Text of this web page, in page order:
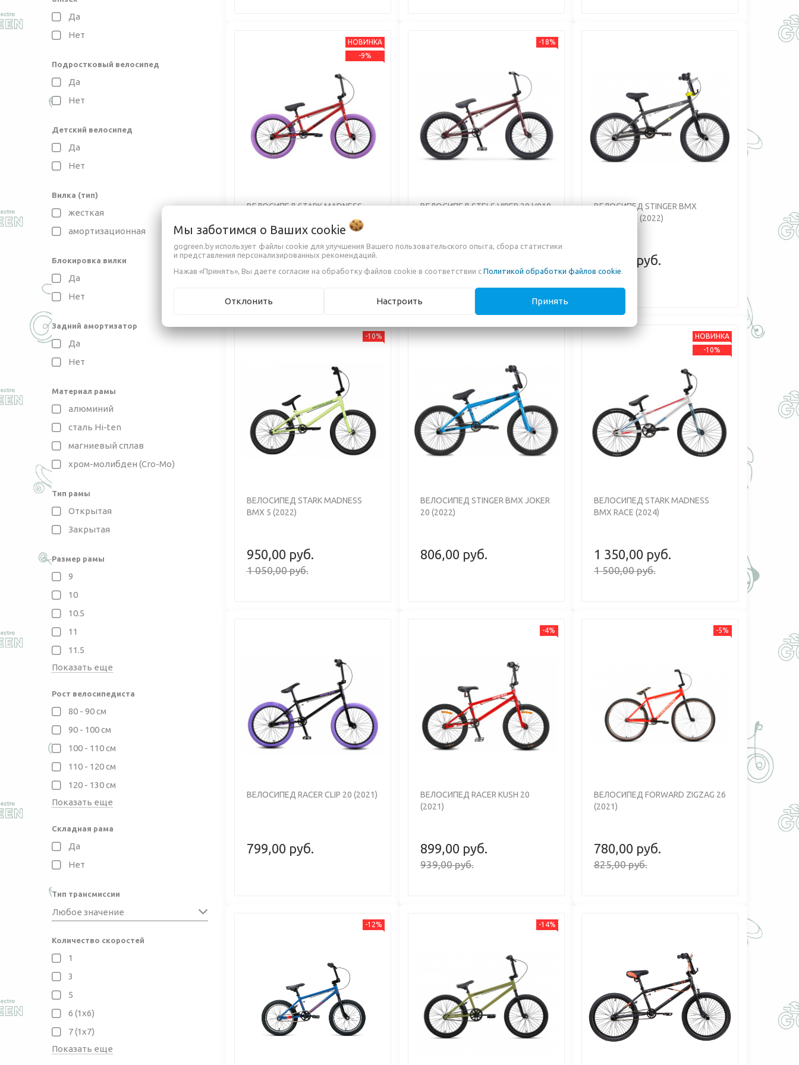
Да
Нет
Подростковый велосипед
Да
Нет
Детский велосипед
Да
Нет
Вилка (тип)
жесткая
амортизационная
Блокировка вилки
Да
Нет
Задний амортизатор
Да
Нет
Материал рамы
алюминий
сталь Hi-ten
магниевый сплав
хром-молибден (Cro-Mo)
Тип рамы
Открытая
Закрытая
Размер рамы
9
10
10.5
11
11.5
Показать еще
Рост велосипедиста
80 - 90 см
90 - 100 см
100 - 110 см
110 - 120 см
120 - 130 см
Показать еще
Складная рама
Да
Нет
Тип трансмиссии
Любое значение
Количество скоростей
1
3
5
6 (1x6)
7 (1x7)
Показать еще
НОВИНКА
-9%
ВЕЛОСИПЕД STARK MADNESS
1 450,00 руб.
1 600,00 руб.
-18%
ВЕЛОСИПЕД STELS VIPER 20 V010
880,00 руб.
Previous
ВЕЛОСИПЕД STINGER BMX
GRAFFITI 20 (2022)
662,00 руб.
Previous Next
-10%
ВЕЛОСИПЕД STARK MADNESS
BMX 5 (2022)
950,00 руб.
1 050,00 руб.
Previous
ВЕЛОСИПЕД STINGER BMX JOKER
20 (2022)
806,00 руб.
Previous
НОВИНКА
-10%
ВЕЛОСИПЕД STARK MADNESS
BMX RACE (2024)
1 350,00 руб.
1 500,00 руб.
Previous
ВЕЛОСИПЕД RACER CLIP 20 (2021)
799,00 руб.
-4%
ВЕЛОСИПЕД RACER KUSH 20
(2021)
899,00 руб.
939,00 руб.
Previous
-5%
ВЕЛОСИПЕД FORWARD ZIGZAG 26
(2021)
780,00 руб.
825,00 руб.
-12% -14%
Previous
Мы заботимся о Ваших cookie
gogreen.by использует файлы cookie для улучшения Вашего пользовательского опыта, сбора статистики
и представления персонализированных рекомендаций.
Нажав «Принять», Вы даете согласие на обработку файлов cookie в соответствии с Политикой обработки файлов cookie.
Отклонить Настроить Принять